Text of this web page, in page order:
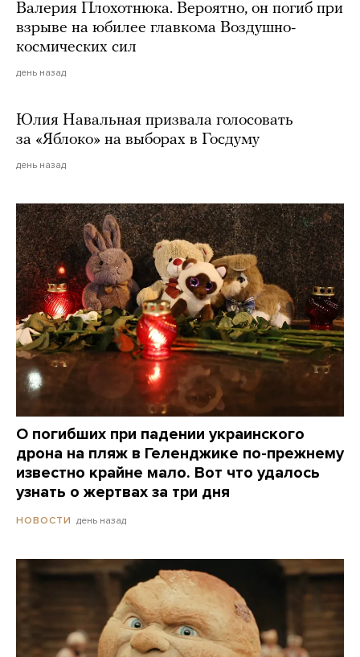
Валерия Плохотнюка. Вероятно, он погиб при
взрыве на юбилее главкома Воздушно-
космических сил
день назад
Юлия Навальная призвала голосовать
за «Яблоко» на выборах в Госдуму
день назад
О погибших при падении украинского
дрона на пляж в Геленджике по-прежнему
известно крайне мало. Вот что удалось
узнать о жертвах за три дня
НОВОСТИ день назад